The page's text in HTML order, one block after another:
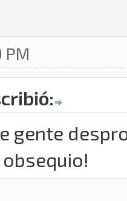
PM
gente